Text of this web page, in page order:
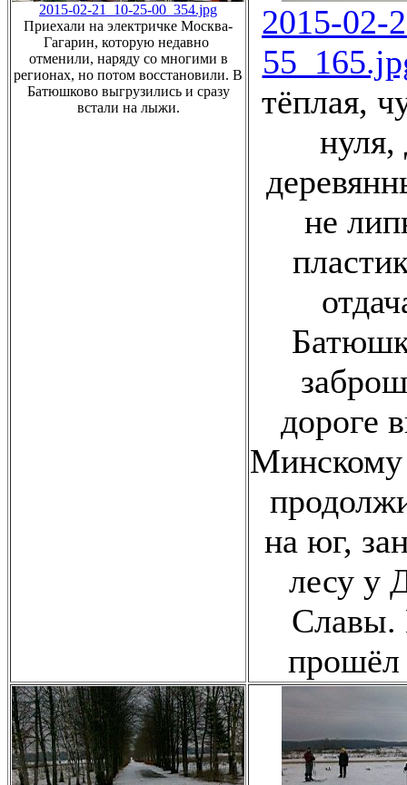
2015-02-21_10-25-00_354.jpg
Приехали на электричке Москва-
Гагарин, которую недавно
отменили, наряду со многими в
регионах, но потом восстановили. В
Батюшково выгрузились и сразу
встали на лыжи.
2015-02-
тёплая,
нуля,
не
дороге
на юг,
лесу у